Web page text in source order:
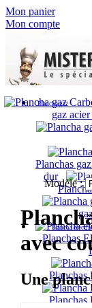
Mon panier
Mon compte
Plancha gaz
gaz
Planchas
dur
Plancha
Planchas
Planchas
Planchas
Modèle :
avec
Une